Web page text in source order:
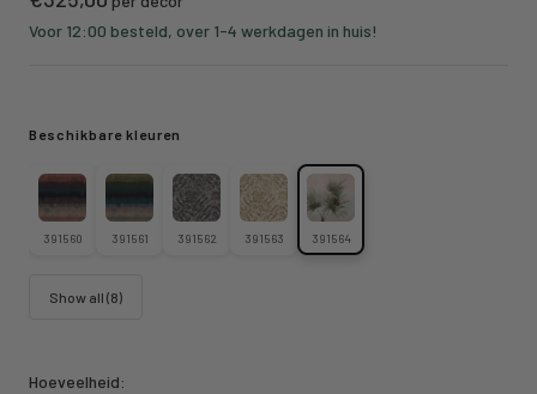
prijs
Voor 12:00 besteld, over 1-4 werkdagen in huis!
Beschikbare kleuren
391560 391561 391562 391563 391564
Show all (8)
Hoeveelheid: